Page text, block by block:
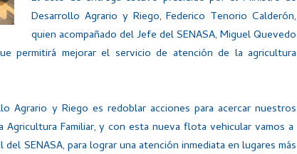
Desarrollo Agrario y Riego, Federico Tenorio Calderón,
quien acompañado del Jefe del SENASA, Miguel Quevedo
permitirá mejorar el servicio de atención de la agricultura
Agrario y Riego es redoblar acciones para acercar nuestros
Familiar, y con esta nueva flota vehicular vamos a
SENASA, para lograr una atención inmediata en lugares más